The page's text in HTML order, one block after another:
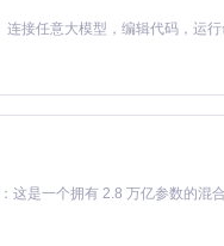
关键结构特征（如二级结
TM-align或CE算法进行精
数量级。
工程智慧
度优化的计算架构：